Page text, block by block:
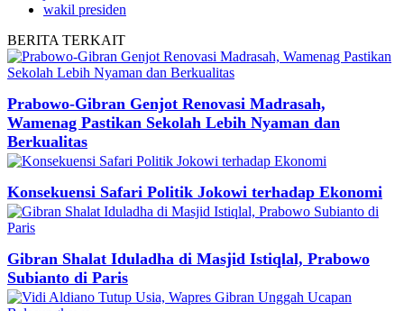
wakil presiden
BERITA TERKAIT
Prabowo-Gibran Genjot Renovasi Madrasah,
Wamenag Pastikan Sekolah Lebih Nyaman dan
Berkualitas
Konsekuensi Safari Politik Jokowi terhadap Ekonomi
Gibran Shalat Iduladha di Masjid Istiqlal, Prabowo
Subianto di Paris